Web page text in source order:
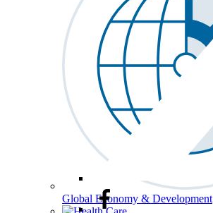
Global Economy & Development